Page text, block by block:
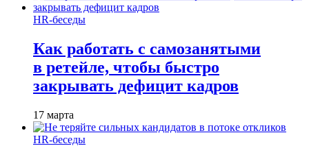
HR-беседы
Как работать с самозанятыми
в ретейле, чтобы быстро
закрывать дефицит кадров
17 марта
HR-беседы